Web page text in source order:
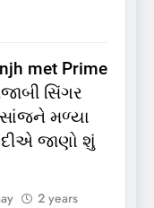
met Prime
સિંગર
મળ્યા
જાણો શું
2 years